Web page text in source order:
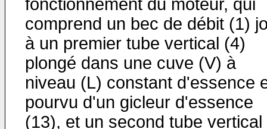
fonctionnement du moteur, qui
comprend un bec de débit (1)
à un premier tube vertical (4)
plongé dans une cuve (V) à
niveau (L) constant d'essence
pourvu d'un gicleur d'essence
(13), et un second tube vertical